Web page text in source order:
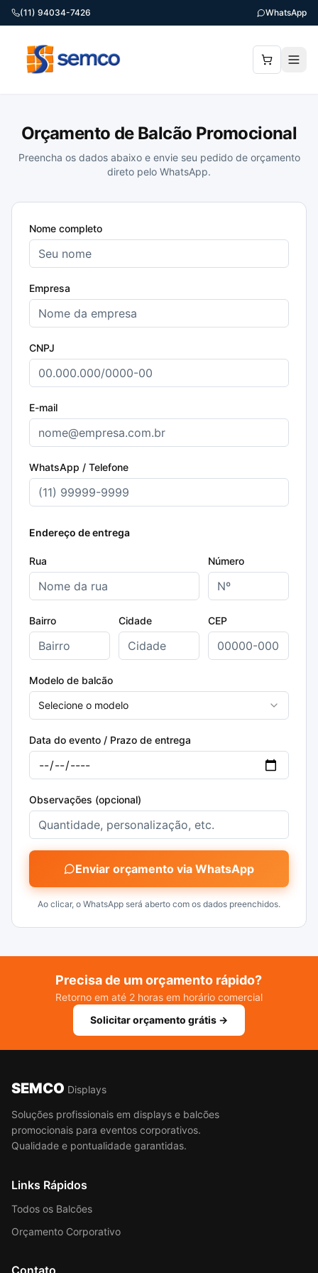
(11) 94034-7426 WhatsApp
Orçamento de Balcão Promocional
Preencha os dados abaixo e envie seu pedido de orçamento
direto pelo WhatsApp.
Nome completo
Empresa
CNPJ
E-mail
WhatsApp / Telefone
Endereço de entrega
Rua Número
Bairro Cidade CEP
Modelo de balcão
Selecione o modelo
Data do evento / Prazo de entrega
Observações (opcional)
Enviar orçamento via WhatsApp
Ao clicar, o WhatsApp será aberto com os dados preenchidos.
Precisa de um orçamento rápido?
Retorno em até 2 horas em horário comercial
Solicitar orçamento grátis →
SEMCO Displays
Soluções profissionais em displays e balcões
promocionais para eventos corporativos.
Qualidade e pontualidade garantidas.
Links Rápidos
Todos os Balcões
Orçamento Corporativo
Contato